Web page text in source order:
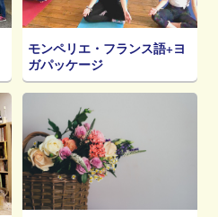
モンペリエ・フランス語+ヨ
ガパッケージ